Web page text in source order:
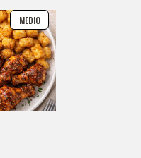
MEDIO